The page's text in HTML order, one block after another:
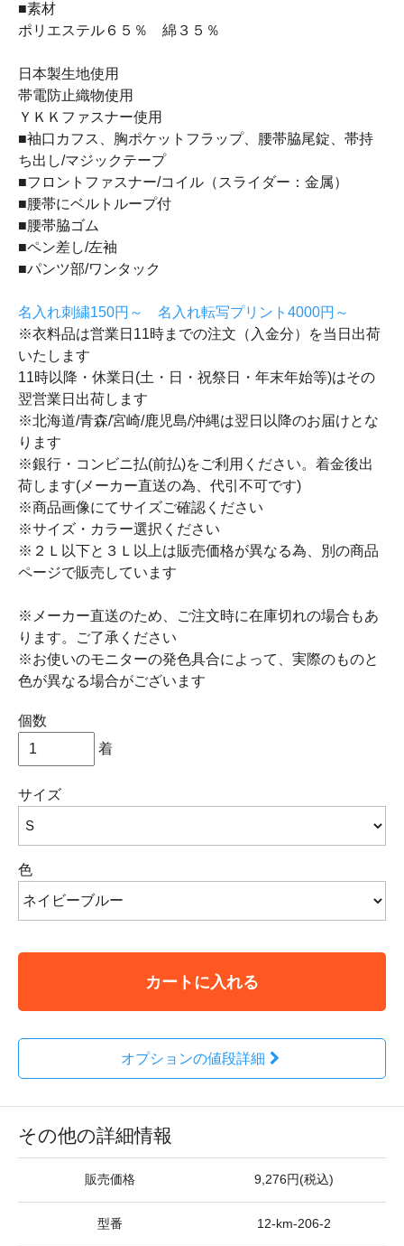
■素材
ポリエステル６５％ 綿３５％
日本製生地使用
帯電防止織物使用
ＹＫＫファスナー使用
■袖口カフス、胸ポケットフラップ、腰帯脇尾錠、帯持
ち出し/マジックテープ
■フロントファスナー/コイル（スライダー：金属）
■腰帯にベルトループ付
■腰帯脇ゴム
■ペン差し/左袖
■パンツ部/ワンタック
名入れ刺繍150円～ 名入れ転写プリント4000円～
※衣料品は営業日11時までの注文（入金分）を当日出荷
いたします
11時以降・休業日(土・日・祝祭日・年末年始等)はその
翌営業日出荷します
※北海道/青森/宮崎/鹿児島/沖縄は翌日以降のお届けとな
ります
※銀行・コンビニ払(前払)をご利用ください。着金後出
荷します(メーカー直送の為、代引不可です)
※商品画像にてサイズご確認ください
※サイズ・カラー選択ください
※２Ｌ以下と３Ｌ以上は販売価格が異なる為、別の商品
ページで販売しています
※メーカー直送のため、ご注文時に在庫切れの場合もあ
ります。ご了承ください
※お使いのモニターの発色具合によって、実際のものと
色が異なる場合がございます
個数
着
サイズ
色
カートに入れる
オプションの値段詳細
その他の詳細情報
販売価格 9,276円(税込)
型番 12-km-206-2